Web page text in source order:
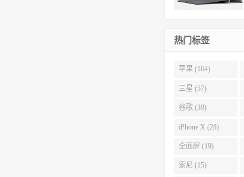
热门标签
苹果 (164)
三星 (57)
谷歌 (39)
iPhone X (28)
全面屏 (19)
索尼 (15)